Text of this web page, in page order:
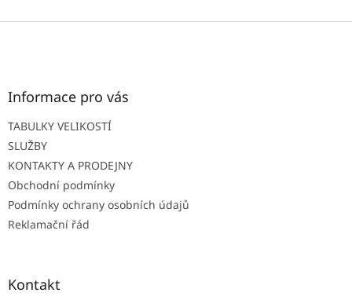
Z
Informace pro vás
TABULKY VELIKOSTÍ
SLUŽBY
KONTAKTY A PRODEJNY
Obchodní podmínky
Podmínky ochrany osobních údajů
Reklamační řád
Kontakt